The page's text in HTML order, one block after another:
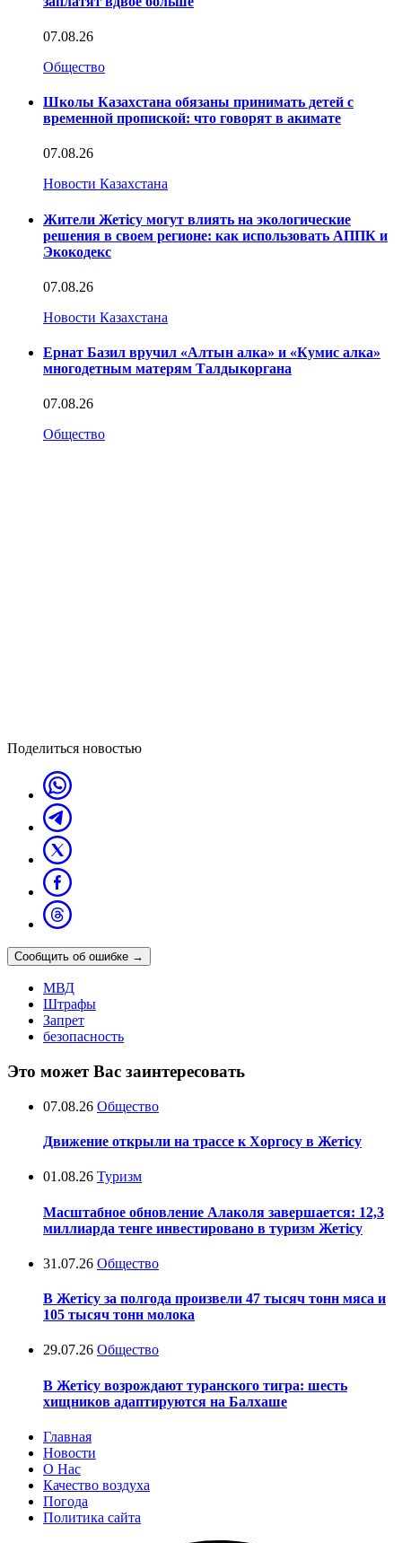
07.08.26
Общество
Школы Казахстана обязаны принимать детей с
временной пропиской: что говорят в акимате
07.08.26
Новости Казахстана
Жители Жетісу могут влиять на экологические
решения в своем регионе: как использовать АППК и
Экокодекс
07.08.26
Новости Казахстана
Ернат Базил вручил «Алтын алка» и «Кумис алка»
многодетным матерям Талдыкоргана
07.08.26
Общество
Поделиться новостью
Сообщить об ошибке →
МВД
Штрафы
Запрет
безопасность
Это может Вас заинтересовать
07.08.26 Общество
Движение открыли на трассе к Хоргосу в Жетісу
01.08.26 Туризм
Масштабное обновление Алаколя завершается: 12,3
миллиарда тенге инвестировано в туризм Жетісу
31.07.26 Общество
В Жетісу за полгода произвели 47 тысяч тонн мяса и
105 тысяч тонн молока
29.07.26 Общество
В Жетісу возрождают туранского тигра: шесть
хищников адаптируются на Балхаше
Главная
Новости
О Нас
Качество воздуха
Погода
Политика сайта